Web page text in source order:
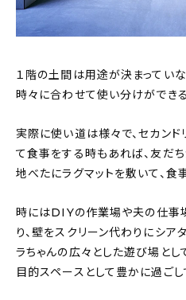
１階の土間は用途が決まってい
時々に合わせて使い分けができ
実際に使い道は様々で、セカンド
て食事をする時もあれば、友だ
地べたにラグマットを敷いて、食
時にはDIYの作業場や夫の仕事
り、壁をスクリーン代わりにシア
ラちゃんの広々とした遊び場とし
目的スペースとして豊かに過ごし